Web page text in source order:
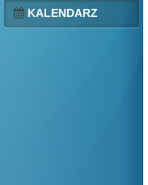
KALENDARZ